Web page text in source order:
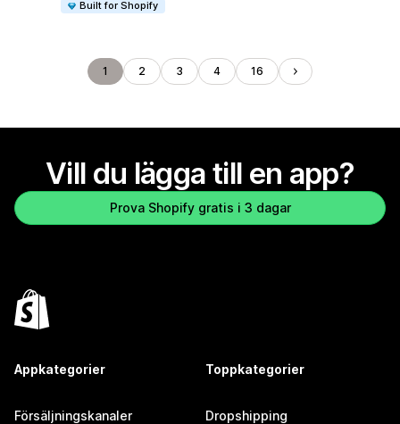
Built for Shopify
1 2 3 4 16
Vill du lägga till en app?
Prova Shopify gratis i 3 dagar
Appkategorier
Försäljningskanaler
Toppkategorier
Dropshipping